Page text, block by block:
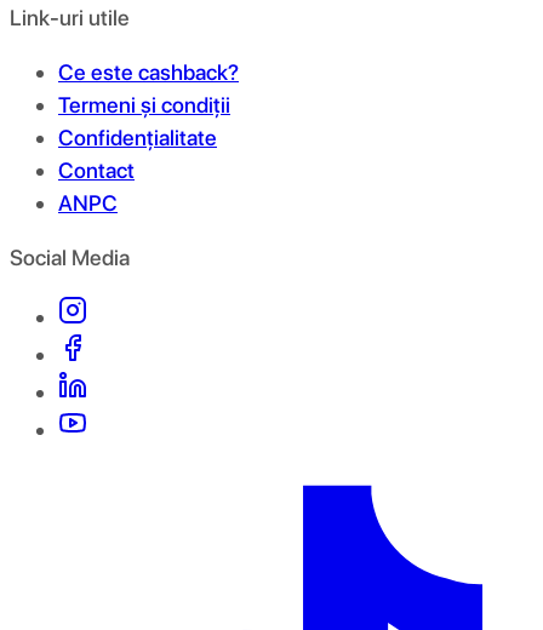
Link-uri utile
Ce este cashback?
Termeni și condiții
Confidențialitate
Contact
ANPC
Social Media